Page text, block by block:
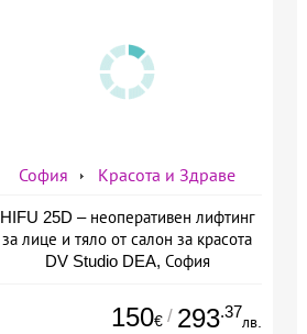
София Красота и Здраве
HIFU 25D – неоперативен лифтинг
за лице и тяло от салон за красота
DV Studio DEA, София
150€ / 293.37
лв.